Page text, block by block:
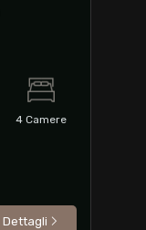
4Camere
Dettagli